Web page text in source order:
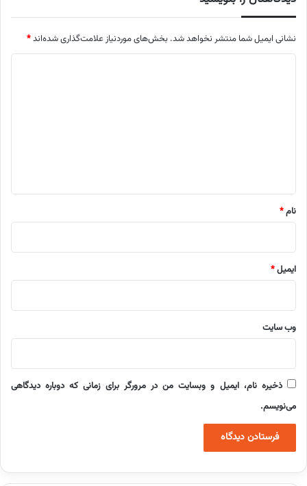
نشانی ایمیل شما منتشر نخواهد شد. بخش‌های موردنیاز علامت‌گذاری شده‌اند*
نام*
ایمیل*
وب‌ سایت
ذخیره نام، ایمیل و وبسایت من در مرورگر برای زمانی که دوباره دیدگاهی
می‌نویسم.